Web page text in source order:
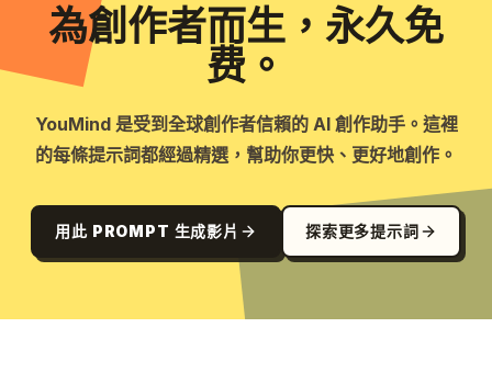
為創作者而生，永久免
费。
YouMind 是受到全球創作者信賴的 AI 創作助手。這裡
的每條提示詞都經過精選，幫助你更快、更好地創作。
用此 PROMPT 生成影片 探索更多提示詞